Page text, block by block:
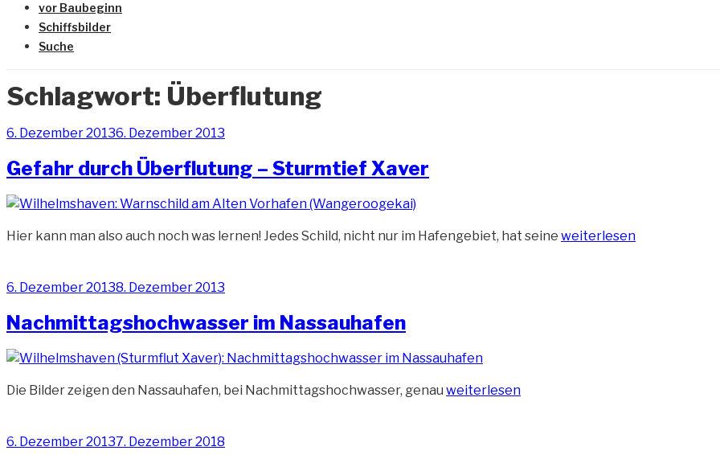
vor Baubeginn
Schiffsbilder
Suche
Schlagwort: Überflutung
Veröffentlicht
6. Dezember 20136. Dezember 2013
Gefahr durch Überflutung – Sturmtief Xaver
Hier kann man also auch noch was lernen! Jedes Schild, nicht nur im Hafengebiet, hat seine „Gefahr
weiterlesen
Veröffentlicht
6. Dezember 20138. Dezember 2013
Nachmittagshochwasser im Nassauhafen
Die Bilder zeigen den Nassauhafen, bei Nachmittagshochwasser, genau „Nachmittagshochwasser
weiterlesen
Veröffentlicht
6. Dezember 20137. Dezember 2018